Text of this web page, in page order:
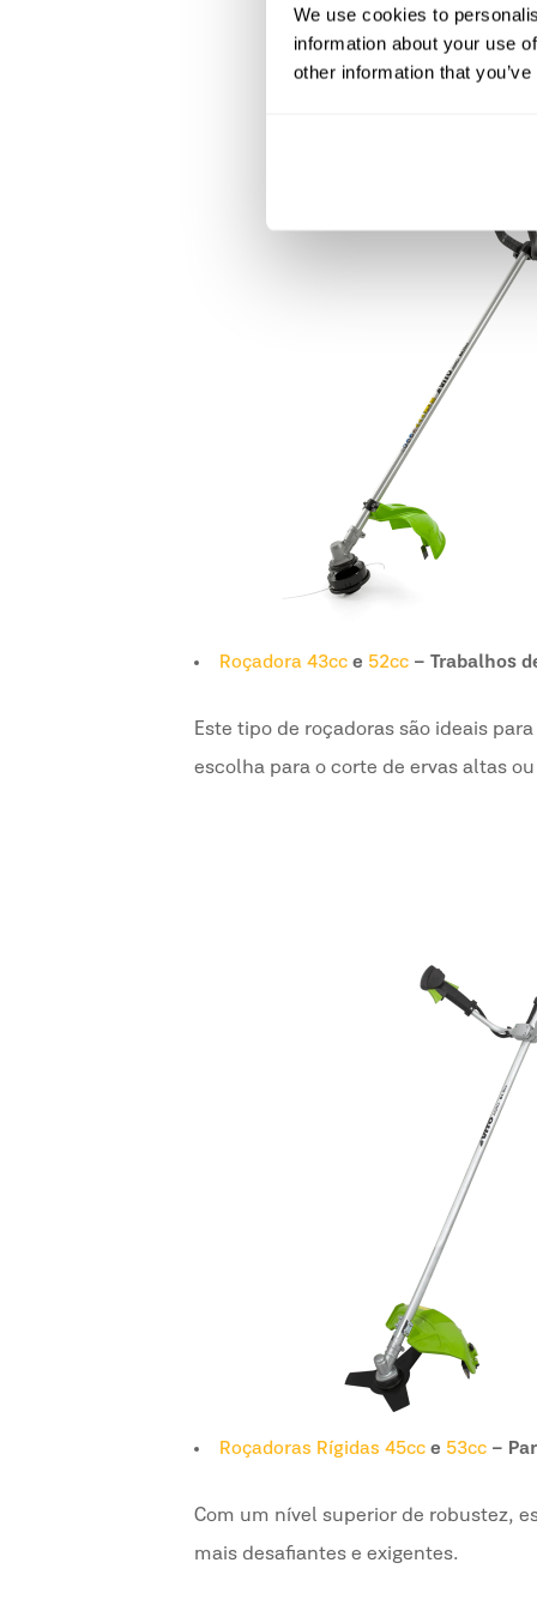
We use cookies to
information about your use
other information that
Roçadora 43cc e 52cc – Trabalhos
Este tipo de roçadoras são ideais
escolha para o corte de ervas altas
Roçadoras Rígidas 45cc e 53cc –
Com um nível superior de robustez,
mais desafiantes e exigentes.